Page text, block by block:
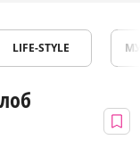
LIFE-STYLE